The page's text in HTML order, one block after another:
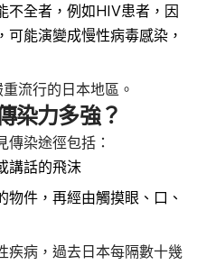
不全者，例如HIV患者，因
可能演變成慢性病毒感染，
流行的日本地區。
染力多強？
染途徑包括：
講話的飛沫
物件，再經由觸摸眼、口、
疾病，過去日本每隔數十幾